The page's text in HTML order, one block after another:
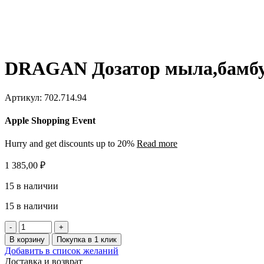
DRAGAN Дозатор
Артикул: 702.714.94
Apple Shopping Event
Hurry and get discounts up to 20% Read more
1 385,00 ₽
15 в наличии
15 в наличии
Количество
товара
DRAGAN
Дозатор
В корзину Покупка в 1 клик
Добавить в список желаний
Доставка и возврат